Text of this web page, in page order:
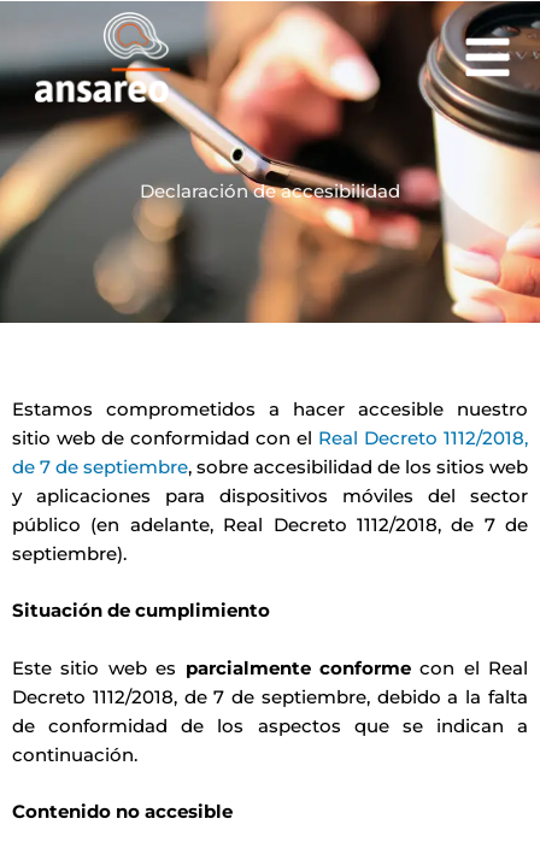
contenido
Declaración de accesibilidad
Estamos comprometidos a hacer accesible nuestro
sitio web de conformidad con el Real Decreto 1112/2018,
de 7 de septiembre, sobre accesibilidad de los sitios web
y aplicaciones para dispositivos móviles del sector
público (en adelante, Real Decreto 1112/2018, de 7 de
septiembre).
Situación de cumplimiento
Este sitio web es parcialmente conformecon el Real
Decreto 1112/2018, de 7 de septiembre, debido a la falta
de conformidad de los aspectos que se indican a
continuación.
Contenido no accesible